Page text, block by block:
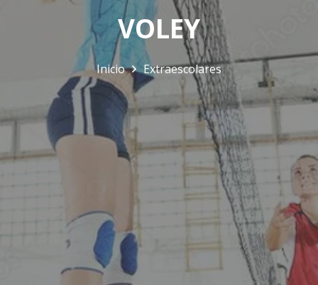
VOLEY
Inicio Extraescolares